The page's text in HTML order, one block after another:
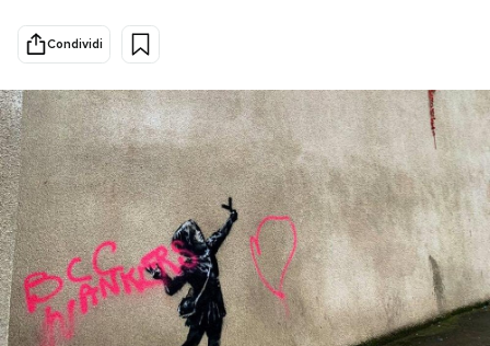
Scienza
Economia
Sport
Altrecose
Mondiali calcio 2026
PODCAST
NEWSLETTER
Condividi